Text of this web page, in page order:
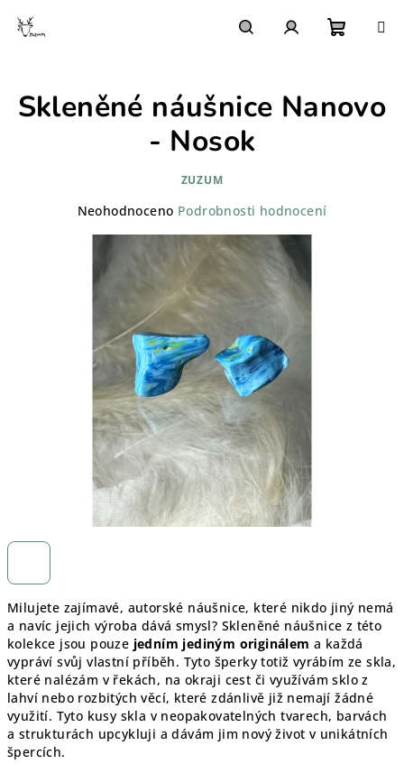
košík
Milujete zajímavé, autorské náušnice, které nikdo jiný nemá
a navíc jejich výroba dává smysl? Skleněné náušnice z této
kolekce jsou pouze jedním jediným originálem a každá
vypráví svůj vlastní příběh. Tyto šperky totiž vyrábím ze skla,
které nalézám v řekách, na okraji cest či využívám sklo z
lahví nebo rozbitých věcí, které zdánlivě již nemají žádné
využití. Tyto kusy skla v neopakovatelných tvarech, barvách
a strukturách upcykluji a dávám jim nový život v unikátních
špercích.
Skleněné náušnice Nanovo
- Nosok
ZUZUM
Průměrné
0,0
hvězdiček.
Neohodnoceno Podrobnosti hodnocení